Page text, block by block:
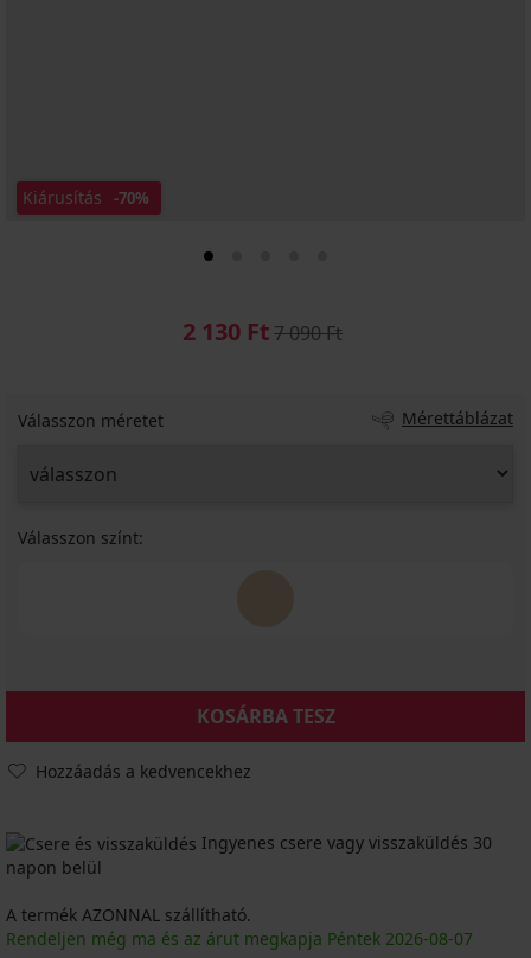
Kiárusítás -70%
2 130 Ft7 090 Ft
Válasszon méretet Mérettáblázat
Válasszon színt:
KOSÁRBA TESZ
Hozzáadás a kedvencekhez
Ingyenes csere vagy visszaküldés 30
napon belül
A termék AZONNAL szállítható.
Rendeljen még ma és az árut megkapja Péntek 2026-08-07